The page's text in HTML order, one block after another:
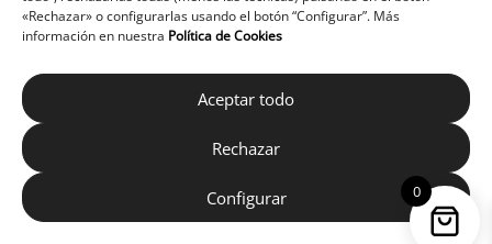
«Rechazar» o configurarlas usando el botón “Configurar”. Más
información en nuestra Política de Cookies
Aceptar todo
Rechazar
Configurar 0